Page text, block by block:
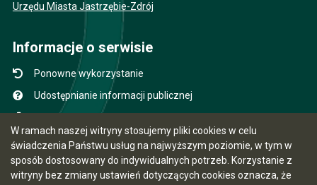
W ramach naszej witryny stosujemy pliki cookies w celu
świadczenia Państwu usług na najwyższym poziomie, w tym w
sposób dostosowany do indywidualnych potrzeb. Korzystanie z
witryny bez zmiany ustawień dotyczących cookies oznacza, że
Urzędu Miasta Jastrzębie-Zdrój
Informacje o serwisie
Ponowne wykorzystanie
Udostępnianie informacji publicznej
Instrukcja obsługi
Statystyki oglądalności